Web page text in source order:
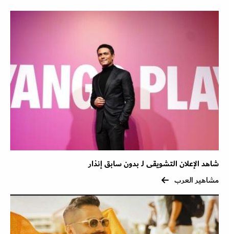
شاهد الإعلان التشويقى لـ بدون سابق إنذار
مشاهير العرب